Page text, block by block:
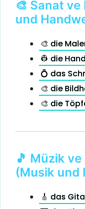
🎨 Sanat
und
🎨 die
👷 die
💍 das
🎨 die
🎨 die
🎵 Müzik
(Musik und
🎸 das